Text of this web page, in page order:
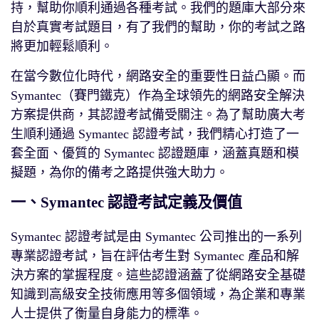
持，幫助你順利通過各種考試。我們的題庫大部分來
自於真實考試題目，有了我們的幫助，你的考試之路
將更加輕鬆順利。
在當今數位化時代，網路安全的重要性日益凸顯。而
Symantec（賽門鐵克）作為全球領先的網路安全解決
方案提供商，其認證考試備受關注。為了幫助廣大考
生順利通過 Symantec 認證考試，我們精心打造了一
套全面、優質的 Symantec 認證題庫，涵蓋真題和模
擬題，為你的備考之路提供強大助力。
一、Symantec 認證考試定義及價值
Symantec 認證考試是由 Symantec 公司推出的一系列
專業認證考試，旨在評估考生對 Symantec 產品和解
決方案的掌握程度。這些認證涵蓋了從網路安全基礎
知識到高級安全技術應用等多個領域，為企業和專業
人士提供了衡量自身能力的標準。